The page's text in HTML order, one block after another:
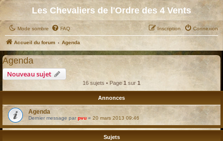
Les Chevaliers de l'Ordre des 4 Vents
Mode sombre FAQ Connexion
Inscription
Accueil du forum Agenda
Agenda
Nouveau sujet
16 sujets • Page 1 sur 1
Annonces
Agenda
Dernier message parpvu « 20 mars 2013 09:46
Sujets